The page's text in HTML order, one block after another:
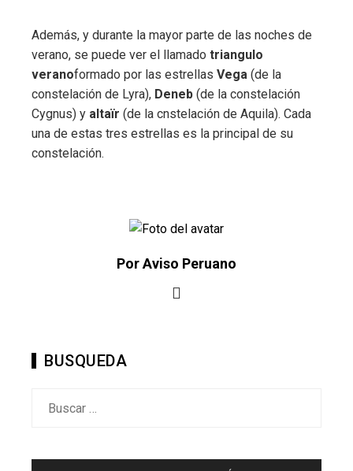
Además, y durante la mayor parte de las noches de
verano, se puede ver el llamado triangulo
veranoformado por las estrellas Vega (de la
constelación de Lyra), Deneb (de la constelación
Cygnus) y altaïr (de la cnstelación de Aquila). Cada
una de estas tres estrellas es la principal de su
constelación.
Por Aviso Peruano
BUSQUEDA